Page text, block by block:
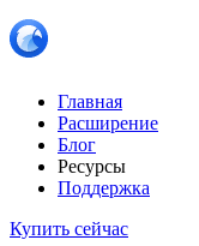
Главная
Расширение
Блог
Ресурсы
Поддержка
Купить сейчас